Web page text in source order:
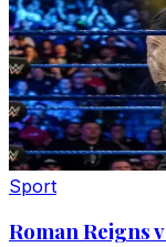
Sport
Roman Reigns